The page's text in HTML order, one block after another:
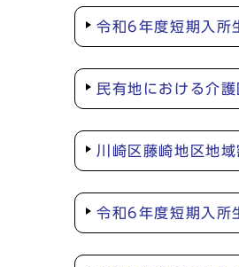
令和6年度短期入所
民有地における介
川崎区藤崎地区地
令和6年度短期入所